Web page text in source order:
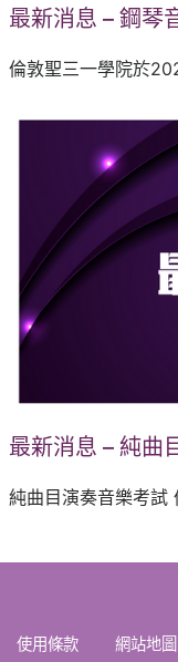
最新消息 – 鋼琴
倫敦聖三一學院於
最新消息 – 純曲
純曲目演奏音樂考
使用條款 網站地圖